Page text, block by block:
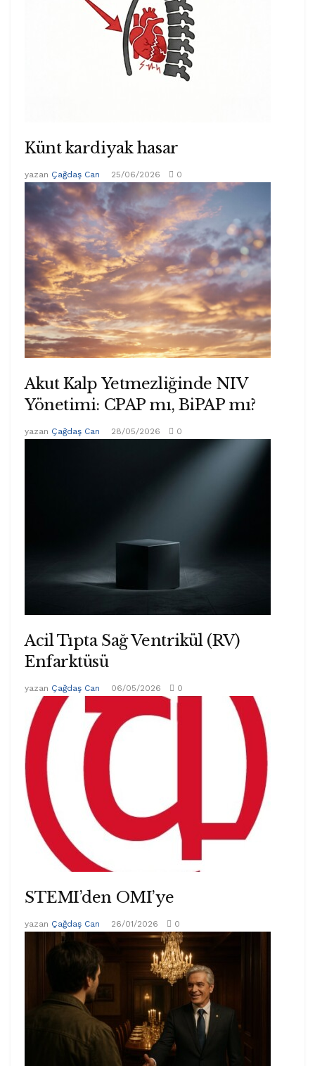
Künt kardiyak hasar
yazan Çağdaş Can 25/06/2026 0
Akut Kalp Yetmezliğinde NIV
Yönetimi: CPAP mı, BiPAP mı?
yazan Çağdaş Can 28/05/2026 0
Acil Tıpta Sağ Ventrikül (RV)
Enfarktüsü
yazan Çağdaş Can 06/05/2026 0
STEMI’den OMI’ye
yazan Çağdaş Can 26/01/2026 0